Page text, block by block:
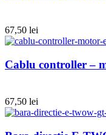
67,50 lei
Cablu controller –
67,50 lei